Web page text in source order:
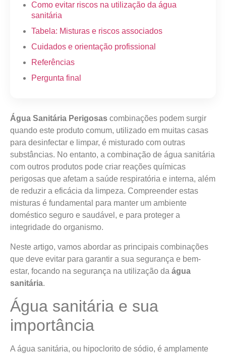
Como evitar riscos na utilização da água
sanitária
Tabela: Misturas e riscos associados
Cuidados e orientação profissional
Referências
Pergunta final
Água Sanitária Perigosas combinações podem surgir
quando este produto comum, utilizado em muitas casas
para desinfectar e limpar, é misturado com outras
substâncias. No entanto, a combinação de água sanitária
com outros produtos pode criar reações químicas
perigosas que afetam a saúde respiratória e interna, além
de reduzir a eficácia da limpeza. Compreender estas
misturas é fundamental para manter um ambiente
doméstico seguro e saudável, e para proteger a
integridade do organismo.
Neste artigo, vamos abordar as principais combinações
que deve evitar para garantir a sua segurança e bem-
estar, focando na segurança na utilização da água
sanitária.
Água sanitária e sua
importância
A água sanitária, ou hipoclorito de sódio, é amplamente